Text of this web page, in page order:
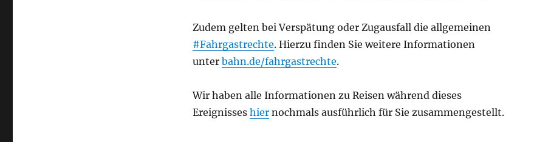
Zudem gelten bei Verspätung oder Zugausfall die allgemeinen
#Fahrgastrechte. Hierzu finden Sie weitere Informationen
unter bahn.de/fahrgastrechte.
Wir haben alle Informationen zu Reisen während dieses
Ereignisses hiernochmals ausführlich für Sie zusammengestellt.